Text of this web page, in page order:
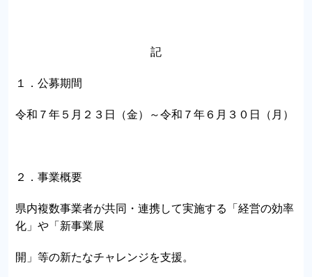
記
１．公募期間
令和７年５月２３日（金）～令和７年６月３０日（月）
２．事業概要
県内複数事業者が共同・連携して実施する「経営の効率
化」や「新事業展
開」等の新たなチャレンジを支援。